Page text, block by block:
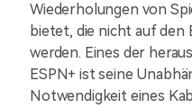
Wiederholungen von
bietet, die nicht auf den
werden. Eines der
ESPN+ ist seine
Notwendigkeit eines